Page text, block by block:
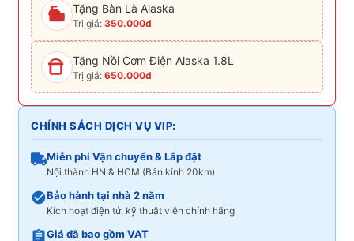
Tặng Bàn Là Alaska
Trị giá: 350.000đ
Tặng Nồi Cơm Điện Alaska 1.8L
Trị giá: 650.000đ
CHÍNH SÁCH DỊCH VỤ VIP:
Miễn phí Vận chuyển & Lắp đặt
Nội thành HN & HCM (Bán kính 20km)
Bảo hành tại nhà 2 năm
Kích hoạt điện tử, kỹ thuật viên chính hãng
Giá đã bao gồm VAT